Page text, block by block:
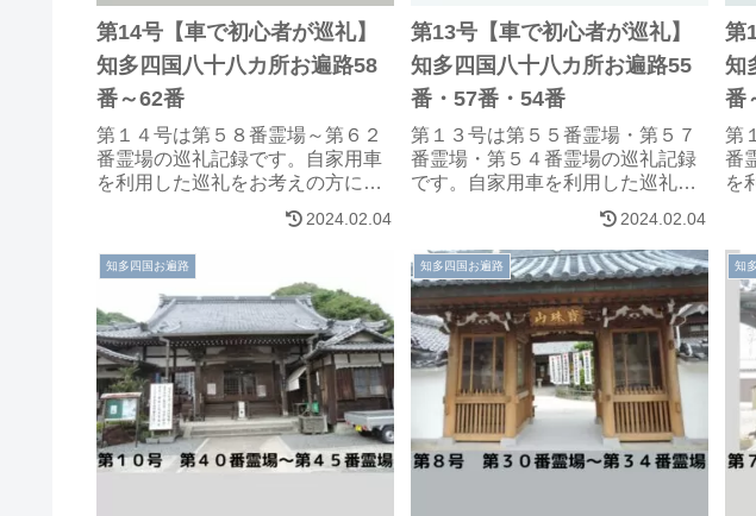
第14号【車で初心者が巡礼】
知多四国八十八カ所お遍路58
番～62番
第１４号は第５８番霊場～第６２
番霊場の巡礼記録です。自家用車
を利用した巡礼をお考えの方に参
考になれば、幸いです。
2024.02.04
第13号【車で初心者が巡礼】
知多四国八十八カ所お遍路55
番・57番・54番
第１３号は第５５番霊場・第５７
番霊場・第５４番霊場の巡礼記録
です。自家用車を利用した巡礼を
お考えの方に参考になれば、幸い
2024.02.04
第
知
番
第
番
を
考
知多四国お遍路 知多四国お遍路 知